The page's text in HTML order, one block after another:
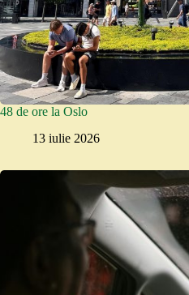
48 de ore la Oslo
13 iulie 2026